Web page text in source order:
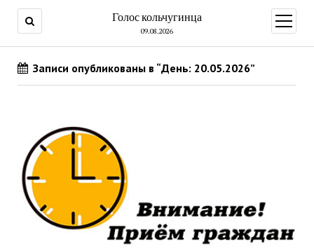
Голос кольчугинца
09.08.2026
меню
Записи опубликованы в “День: 20.05.2026”